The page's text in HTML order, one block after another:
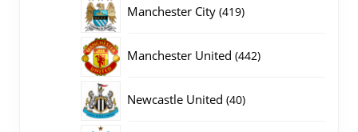
Manchester City 419419
Manchester United 442442
Newcastle United 4040